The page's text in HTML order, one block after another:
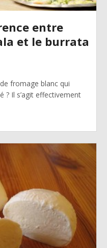
entre
et le burrata
fromage blanc qui
? Il s’agit effectivement